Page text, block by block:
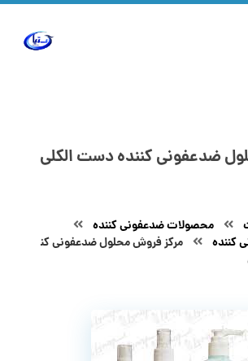
ضدعفونی کننده دست الکلی
محصولات ضدعفونی کننده
کننده
مرکز فروش محلول ضدعفونی کن